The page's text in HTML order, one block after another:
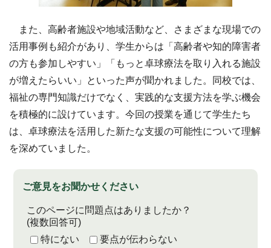
また、高齢者施設や地域活動など、さまざまな現場での
活用事例も紹介があり、学生からは「高齢者や知的障害者
の方も参加しやすい」「もっと卓球療法を取り入れる施設
が増えたらいい」といった声が聞かれました。同校では、
福祉の専門知識だけでなく、実践的な支援方法を学ぶ機会
を積極的に設けています。今回の授業を通じて学生たち
は、卓球療法を活用した新たな支援の可能性について理解
を深めていました。
ご意見をお聞かせください
このページに問題点はありましたか？
(複数回答可)
特にない
要点が伝わらない